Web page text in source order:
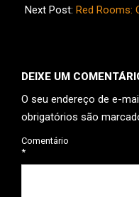
07
Next Post: Red Rooms:
DEIXE UM
O seu endereço de e-
obrigatórios são
Comentário
*